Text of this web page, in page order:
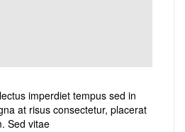
imperdiet tempus sed in
at risus consectetur, placerat
Sed vitae